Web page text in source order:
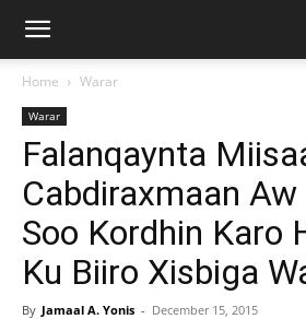
Home Warar
Warar
Falanqaynta
Cabdiraxmaan Aw
Soo Kordhin Karo
Ku Biiro Xisbiga
By Jamaal A. Yonis - December 15, 2015